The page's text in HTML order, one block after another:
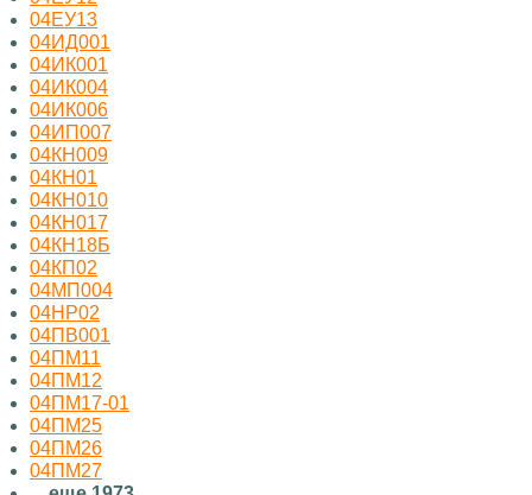
04ЕУ13
04ИД001
04ИК001
04ИК004
04ИК006
04ИП007
04КН009
04КН01
04КН010
04КН017
04КН18Б
04КП02
04МП004
04НР02
04ПВ001
04ПМ11
04ПМ12
04ПМ17-01
04ПМ25
04ПМ26
04ПМ27